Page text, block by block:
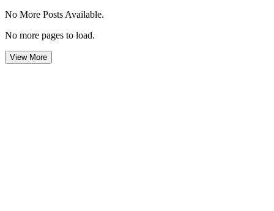
No More Posts Available.
No more pages to load.
View More